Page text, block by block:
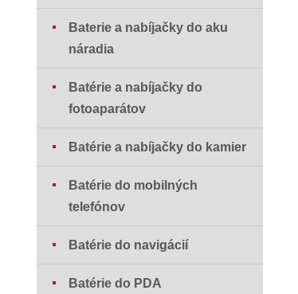
Baterie a nabíjačky do aku
náradia
Batérie a nabíjačky do
fotoaparátov
Batérie a nabíjačky do kamier
Batérie do mobilných
telefónov
Batérie do navigácií
Batérie do PDA